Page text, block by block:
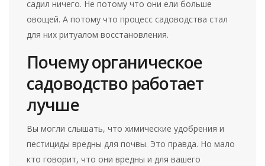
садил ничего. Не потому что они ели больше
овощей. А потому что процесс садоводства стал
для них ритуалом восстановления.
Почему органическое
садоводство работает
лучше
Вы могли слышать, что химические удобрения и
пестициды вредны для почвы. Это правда. Но мало
кто говорит, что они вредны и для вашего